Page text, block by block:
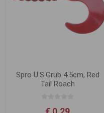
Spro U.S.Grub 4.5cm, Red
Tail Roach